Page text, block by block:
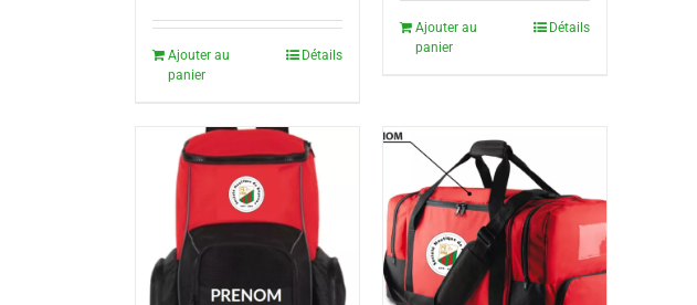
Ajouter au
panier
Détails
Ajouter au
panier
Détails